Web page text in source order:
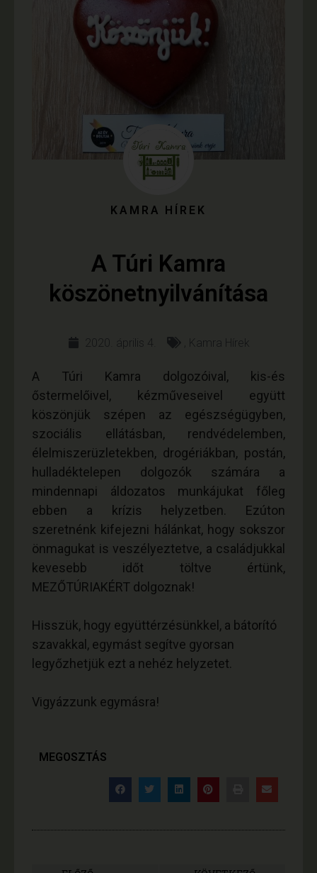
KAMRA HÍREK
A Túri Kamra
köszönetnyilvánítása
2020. április 4. , Kamra Hírek
A Túri Kamra dolgozóival, kis-és
őstermelőivel, kézműveseivel együtt
köszönjük szépen az egészségügyben,
szociális ellátásban, rendvédelemben,
élelmiszerüzletekben, drogériákban, postán,
hulladéktelepen dolgozók számára a
mindennapi áldozatos munkájukat főleg
ebben a krízis helyzetben. Ezúton
szeretnénk kifejezni hálánkat, hogy sokszor
önmagukat is veszélyeztetve, a családjukkal
kevesebb időt töltve értünk,
MEZŐTÚRIAKÉRT dolgoznak!
Hisszük, hogy együttérzésünkkel, a bátorító
szavakkal, egymást segítve gyorsan
legyőzhetjük ezt a nehéz helyzetet.
Vigyázzunk egymásra!
MEGOSZTÁS